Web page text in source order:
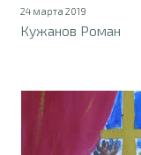
24 марта 2019
Кужанов Роман